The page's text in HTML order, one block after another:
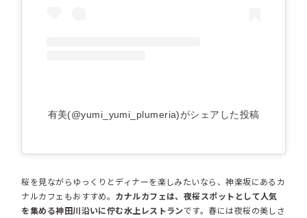
有美(@yumi_yumi_plumeria)がシェアした投稿
桜を見ながらゆっくりとディナーを楽しみたいなら、神楽坂にあるカ
ナルカフェもおすすめ。 カナルカフェは、夜桜スポットとして人気
を集める神田川沿いに佇む水上レストランです。春には夜桜の美しさ